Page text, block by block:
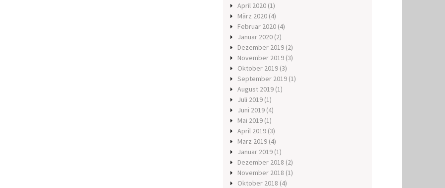
April 2020 (1)
März 2020 (4)
Februar 2020 (4)
Januar 2020 (2)
Dezember 2019 (2)
November 2019 (3)
Oktober 2019 (3)
September 2019 (1)
August 2019 (1)
Juli 2019 (1)
Juni 2019 (4)
Mai 2019 (1)
April 2019 (3)
März 2019 (4)
Januar 2019 (1)
Dezember 2018 (2)
November 2018 (1)
Oktober 2018 (4)